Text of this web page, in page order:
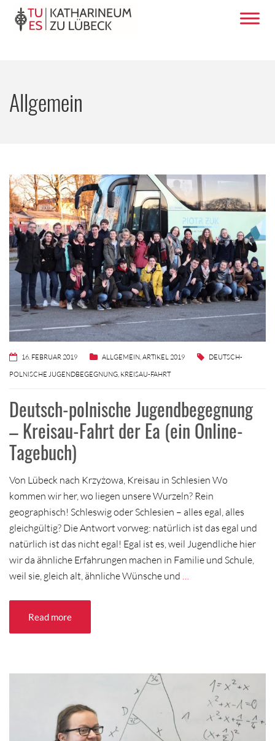
Allgemein
16. FEBRUAR 2019 ALLGEMEIN,ARTIKEL 2019
DEUTSCH-
POLNISCHE JUGENDBEGEGNUNG, KREISAU-FAHRT
Deutsch-polnische Jugendbegegnung
– Kreisau-Fahrt der Ea (ein Online-
Tagebuch)
Von Lübeck nach Krzyżowa, Kreisau in Schlesien Wo
kommen wir her, wo liegen unsere Wurzeln? Rein
geographisch! Schleswig oder Schlesien – alles egal, alles
gleichgültig? Die Antwort vorweg: natürlich ist das egal und
natürlich ist das nicht egal! Egal ist es, weil Jugendliche hier
wir da ähnliche Erfahrungen machen in Familie und Schule,
weil sie, gleich alt, ähnliche Wünsche und …
Read more